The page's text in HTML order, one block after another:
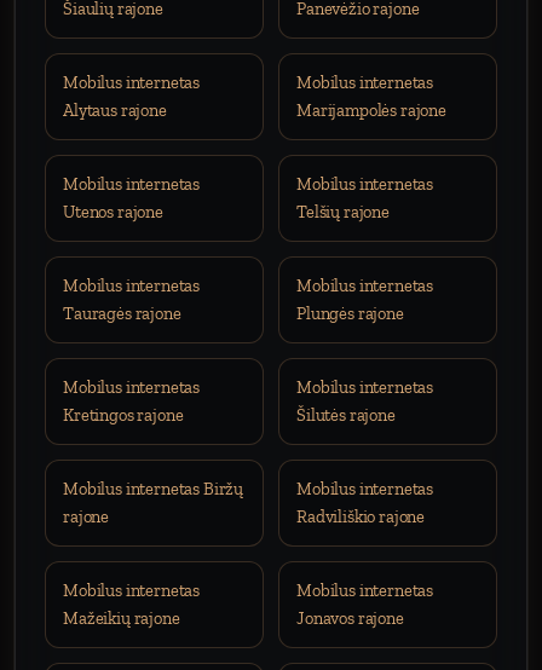
Šiaulių rajone
Panevėžio rajone
Mobilus internetas
Alytaus rajone
Mobilus internetas
Marijampolės rajone
Mobilus internetas
Utenos rajone
Mobilus internetas
Telšių rajone
Mobilus internetas
Tauragės rajone
Mobilus internetas
Plungės rajone
Mobilus internetas
Kretingos rajone
Mobilus internetas
Šilutės rajone
Mobilus internetas Biržų
rajone
Mobilus internetas
Radviliškio rajone
Mobilus internetas
Mažeikių rajone
Mobilus internetas
Jonavos rajone